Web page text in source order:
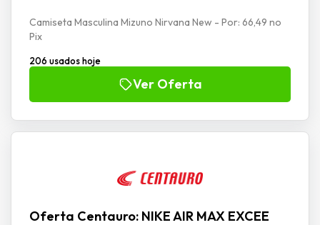
Camiseta Masculina Mizuno Nirvana New - Por: 66,49 no
Pix
206 usados hoje
Ver Oferta
Oferta Centauro: NIKE AIR MAX EXCEE